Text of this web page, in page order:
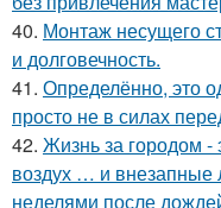
40. Монтаж несущего
и долговечность.
41. Определённо, это
просто не в силах
42. Жизнь за городом -
воздух … и внезапные
неделями после